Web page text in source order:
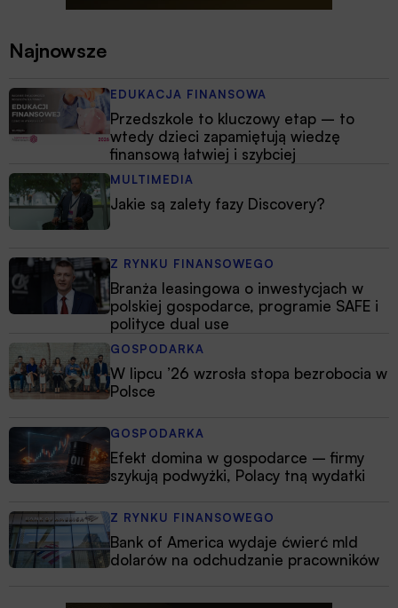
Najnowsze
EDUKACJA FINANSOWA
Przedszkole to kluczowy etap – to
wtedy dzieci zapamiętują wiedzę
finansową łatwiej i szybciej
MULTIMEDIA
Jakie są zalety fazy Discovery?
Z RYNKU FINANSOWEGO
Branża leasingowa o inwestycjach w
polskiej gospodarce, programie SAFE i
polityce dual use
GOSPODARKA
W lipcu ’26 wzrosła stopa bezrobocia w
Polsce
GOSPODARKA
Efekt domina w gospodarce – firmy
szykują podwyżki, Polacy tną wydatki
Z RYNKU FINANSOWEGO
Bank of America wydaje ćwierć mld
dolarów na odchudzanie pracowników